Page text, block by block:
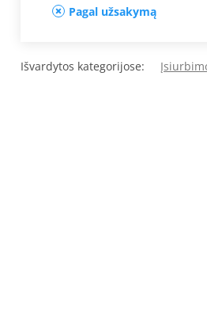
Pagal užsakymą
Išvardytos kategorijose: